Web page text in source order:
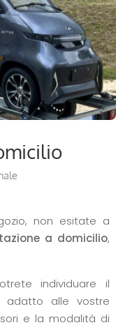
non esitate a
a domicilio,
individuare il
adatto alle vostre
e la modalità di